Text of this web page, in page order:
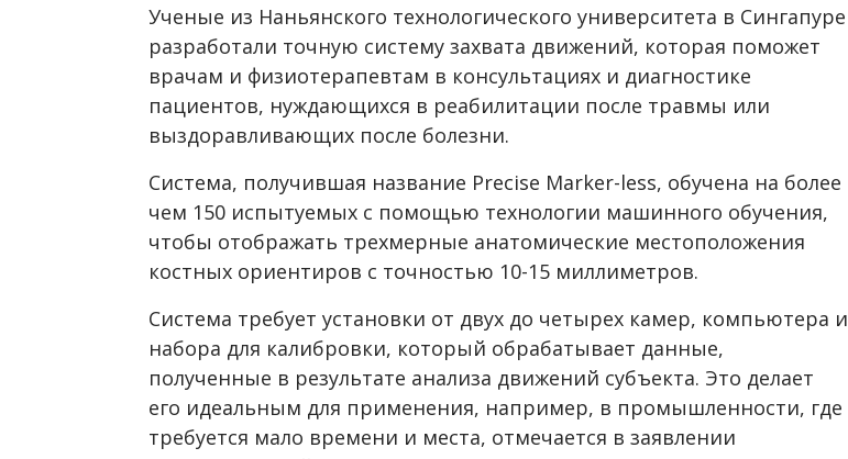
Ученые из Наньянского технологического университета в Сингапуре
разработали точную систему захвата движений, которая поможет
врачам и физиотерапевтам в консультациях и диагностике
пациентов, нуждающихся в реабилитации после травмы или
выздоравливающих после болезни.
Система, получившая название Precise Marker-less, обучена на более
чем 150 испытуемых с помощью технологии машинного обучения,
чтобы отображать трехмерные анатомические местоположения
костных ориентиров с точностью 10-15 миллиметров.
Система требует установки от двух до четырех камер, компьютера и
набора для калибровки, который обрабатывает данные,
полученные в результате анализа движений субъекта. Это делает
его идеальным для применения, например, в промышленности, где
требуется мало времени и места, отмечается в заявлении